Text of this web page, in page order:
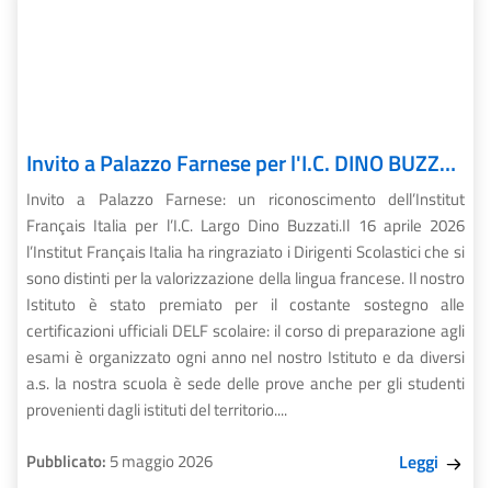
Invito a Palazzo Farnese per l'I.C. DINO BUZZATI
Invito a Palazzo Farnese: un riconoscimento dell’Institut
Français Italia per l’I.C. Largo Dino Buzzati.Il 16 aprile 2026
l’Institut Français Italia ha ringraziato i Dirigenti Scolastici che si
sono distinti per la valorizzazione della lingua francese. Il nostro
Istituto è stato premiato per il costante sostegno alle
certificazioni ufficiali DELF scolaire: il corso di preparazione agli
esami è organizzato ogni anno nel nostro Istituto e da diversi
a.s. la nostra scuola è sede delle prove anche per gli studenti
provenienti dagli istituti del territorio....
Pubblicato: 5 maggio 2026 Leggi